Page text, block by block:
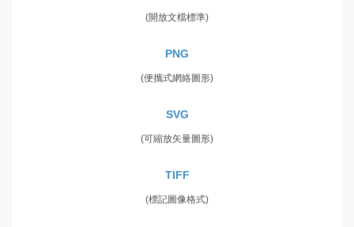
(開放文檔標準)
PNG
(便攜式網絡圖形)
SVG
(可縮放矢量圖形)
TIFF
(標記圖像格式)